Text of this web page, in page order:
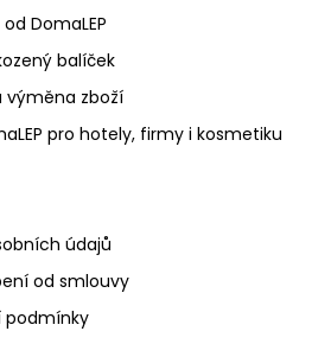
DomaLEP
balíček
výměna zboží
pro hotely, firmy i kosmetiku
údajů
od smlouvy
podmínky